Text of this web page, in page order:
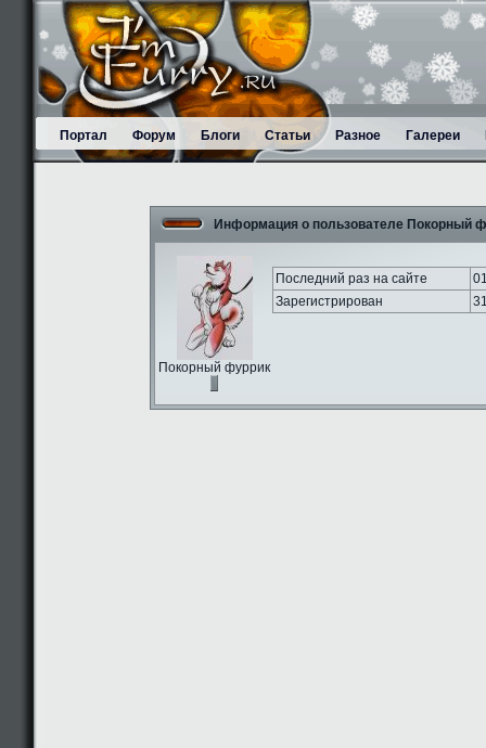
Портал Форум Блоги Статьи Разное Галереи
Информация о пользователе Пoкорный
Пoкорный фуррик
Последний раз на сайте
Зарегистрирован